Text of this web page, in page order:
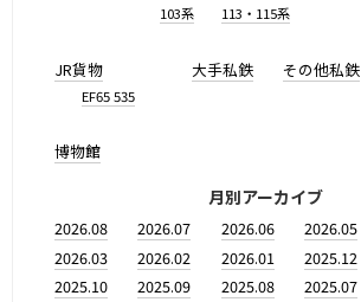
103系 113・115系
JR貨物
EF65 535
大手私鉄 その他私鉄
博物館
月別アーカイブ
2026.08 2026.07 2026.06 2026.05
2026.03
2026.02 2026.01 2025.12
2025.10
2025.09 2025.08 2025.07